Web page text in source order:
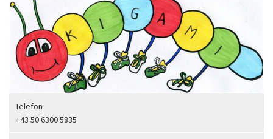
Telefon
+43 50 6300 5835